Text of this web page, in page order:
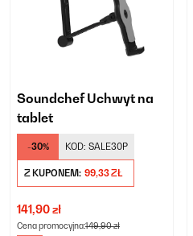
Soundchef Uchwyt na
tablet
-30% KOD: SALE30P
Z KUPONEM: 99,33 ZŁ
141,90 zł
Cena promocyjna:149,90 zł